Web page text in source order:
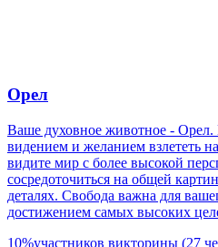
Орел
Ваше духовное животное -
видением и желанием взлететь
видите мир с более высокой
сосредоточиться на общей
деталях. Свобода важна для
достижением самых высоких
10%участников викторины (27